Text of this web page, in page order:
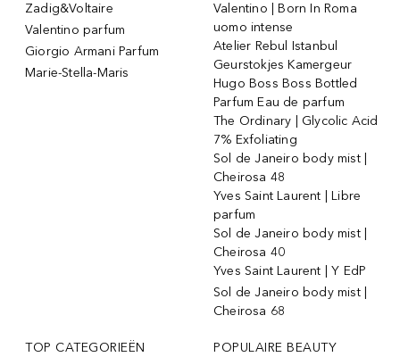
Zadig&Voltaire
Valentino parfum
Giorgio Armani Parfum
Marie-Stella-Maris
Valentino | Born In Roma
uomo intense
Atelier Rebul Istanbul
Geurstokjes Kamergeur
Hugo Boss Boss Bottled
Parfum Eau de parfum
The Ordinary | Glycolic Acid
7% Exfoliating
Sol de Janeiro body mist |
Cheirosa 48
Yves Saint Laurent | Libre
parfum
Sol de Janeiro body mist |
Cheirosa 40
Yves Saint Laurent | Y EdP
Sol de Janeiro body mist |
Cheirosa 68
TOP CATEGORIEËN
POPULAIRE BEAUTY